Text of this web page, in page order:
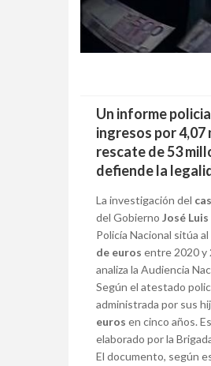
Un informe
ingresos por
rescate de 53
defiende la
La investigación del
del Gobierno José
Policía Nacional sitúa
de euros entre 2020 y
analiza la Audiencia
Según el atestado
administrada por sus
euros en cinco años.
elaborado por la
El documento, según